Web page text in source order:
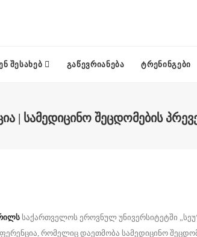
ᲨᲔᲡᲐᲮᲔᲑ ᲒᲐᲬᲔᲕᲠᲘᲐᲜᲔᲑᲐ ᲢᲠᲔᲜᲘᲜᲒᲔᲑᲘ
| ᲡᲐᲛᲔᲓᲘᲪᲘᲜᲝ ᲨᲔᲪᲓᲝᲛᲔᲑᲘᲡ
საქართველოს ეროვნულ უნივერსიტეტში
რომელიც დაეთმობა სამედიცინო